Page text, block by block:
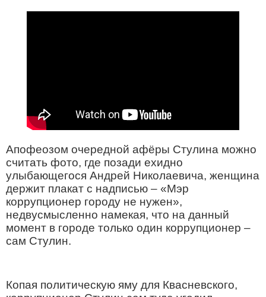
Апофеозом очередной афёры Стулина можно
считать фото, где позади ехидно
улыбающегося Андрей Николаевича, женщина
держит плакат с надписью – «Мэр
коррупционер городу не нужен»,
недвусмысленно намекая, что на данный
момент в городе только один коррупционер –
сам Стулин.
Копая политическую яму для Квасневского,